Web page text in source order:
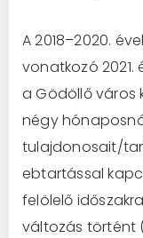
A2018–2020.
vonatkozó 2021.
a Gödöllőváros
négy
tulajdonosait/
ebtartással
felölelő
változás történt